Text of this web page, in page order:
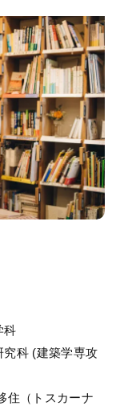
科
科 (建築学専攻
住（トスカーナ